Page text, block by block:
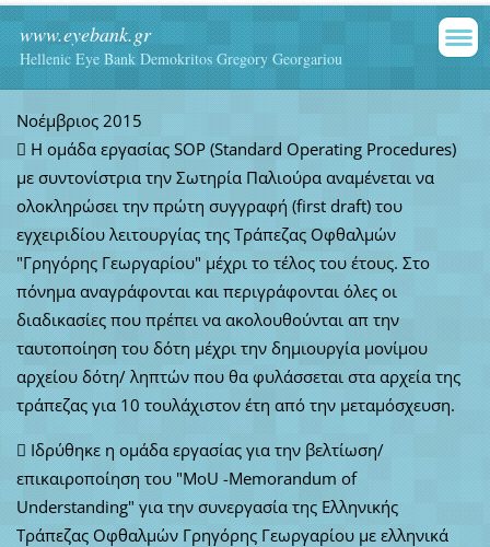
www.eyebank.gr
Hellenic Eye Bank Demokritos Gregory Georgariou
Νοέμβριος 2015
 H ομάδα εργασίας SOP (Standard Operating Procedures)
με συντονίστρια την Σωτηρία Παλιούρα αναμένεται να
ολοκληρώσει την πρώτη συγγραφή (first draft) του
εγχειριδίου λειτουργίας της Τράπεζας Οφθαλμών
"Γρηγόρης Γεωργαρίου" μέχρι το τέλος του έτους. Στο
πόνημα αναγράφονται και περιγράφονται όλες οι
διαδικασίες που πρέπει να ακολουθούνται απ την
ταυτοποίηση του δότη μέχρι την δημιουργία μονίμου
αρχείου δότη/ ληπτών που θα φυλάσσεται στα αρχεία της
τράπεζας για 10 τουλάχιστον έτη από την μεταμόσχευση.
 Ιδρύθηκε η ομάδα εργασίας για την βελτίωση/
επικαιροποίηση του "ΜοU -Memorandum of
Understanding" για την συνεργασία της Ελληνικής
Τράπεζας Οφθαλμών Γρηγόρης Γεωργαρίου με ελληνικά